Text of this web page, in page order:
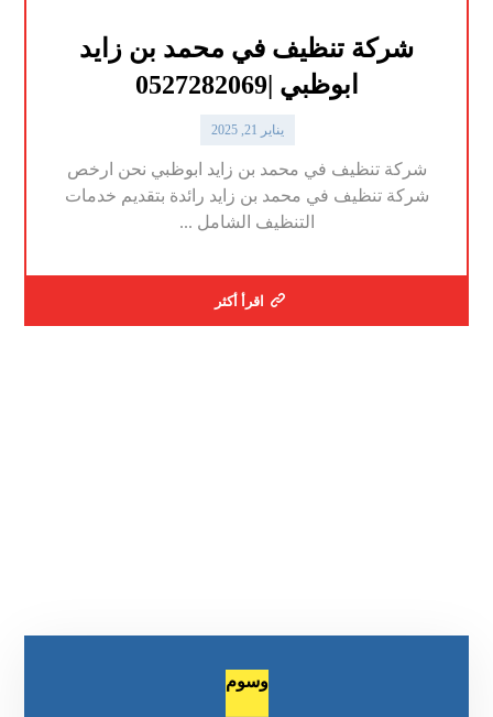
شركة تنظيف في محمد بن زايد
ابوظبي |0527282069
يناير 21, 2025
شركة تنظيف في محمد بن زايد ابوظبي نحن ارخص
شركة تنظيف في محمد بن زايد رائدة بتقديم خدمات
التنظيف الشامل ...
اقرأ أكثر
وسوم